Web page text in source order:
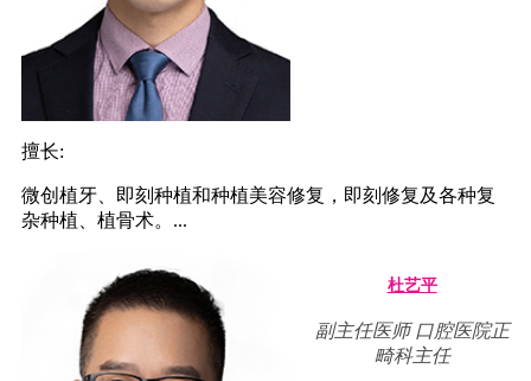
擅长:
微创植牙、即刻种植和种植美容修复，即刻修复及各种复
杂种植、植骨术。...
杜艺平
副主任医师 口腔医院正
畸科主任